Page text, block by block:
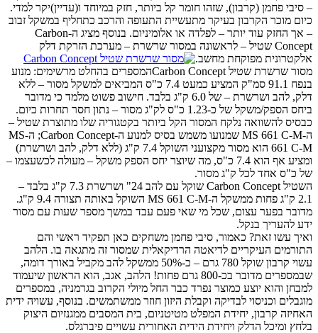
– סיבי פחמן (קרבון), שזהו חומר קל ביותר, חזק במיוחד ו(עדיין)יקר למדי.
כיום מוכר הקרבון בעיקר מתעשיית התעופה והרכב כתחליף במשקל זבוב
– אך החזק עוד יותר – לפלדה או אלומיניום. בנוסף מציג ה-Carbon
Concept שטיל – לראשונה במסור שרשרת – מערכת הזרקת דלק
אלקטרונית מפוקחת מחשב.
מסור שרשרת שטיל Carbon Conceptהמספרים בהחלט מרשימים: מנוע
בנפח 91.1 סמ"ק המציע כמעט 7.4 כ"ס המביאים למשקל מסור – ללא
דלק, להב ושרשרת – של 6.0 ק"ג בלבד. חישוב פשוט מלמד כי מדובר
ביחס הספק/משקל של כ-1.23 כ"ס לק"ג מסור – נתון חסר תחרות כיום.
כבסיס להשוואה נלקח המסור הקל ביותר בקטגוריה שלו מתוצרת שטיל –
ה-MS 661 C-M שמנועו משמש בסיס למנוע ה-Carbon Concept; ה-MS
661 C-M הוא מסור מקצועני השוקל 7.4 ק"ג (ללא דלק, להב ושרשרת)
ומציע אף הוא 7.4 כ"ס, מה שיוצר יחס הספק משקל – מעולה לכשעצמו –
של כ"ס אחד לכל ק"ג מסור.
השטיל Carbon Concept שוקל עם להב 24" ושרשרת 7.3 ק"ג בלבד –
2.1 ק"ג פחות ממשקל ה-MS 661 C-M השוקל באותה תצורה 9.4 ק"ג.
מדובר בפער עצום, שכל מי שאי פעם עבד במשך מספר שעות עם מסור
ידע להעריך בנקל.
ואיך עשו זאת? כאמור, סיבי פחמן משחקים כאן תפקיד ראשי והם
התורמים העיקריים לדיאטה הרדיקאלית שמסור זה מתגאה בו. הלהב
עשוי קרבון שוקל 780 גרם – כ-50% ממשקל להב מקביל באורך דומה,
שבמספרים מדובר בכ-800 גרם פחות! הלהב, אגב, הוא הראשון שיעמוד
למבחן והוא יוצע כמוצר נפרד כבר החל מיולי הקרוב בגרמניה, במספרים
מוגבלים וכניסוי לבדיקה וקבלת היזון חוזר ממשתמשים. בנוסף, עשויה ידית
האחיזה קרבון, יחידת המפלט מטיטניום, בית המסבים ממגנזיום היצוק
בלחץ ומיכל הדלק ויחידת הידית האחורית עשויים פיברגלס.